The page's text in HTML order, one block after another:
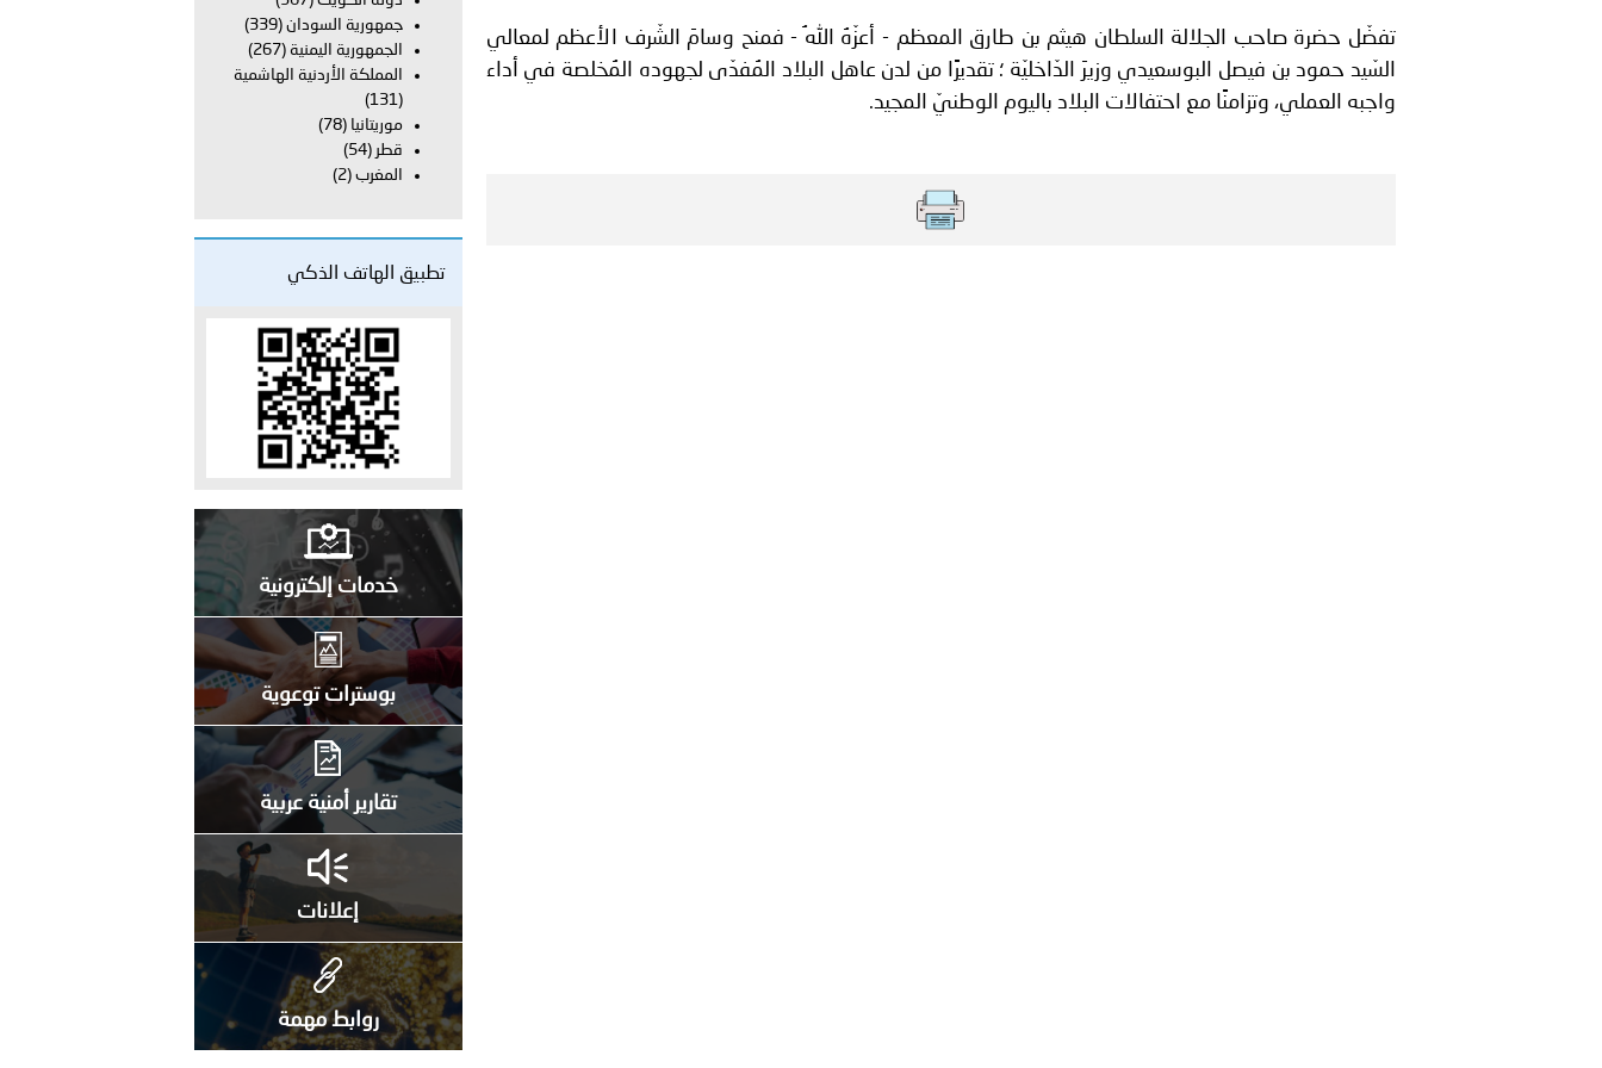
سلطنة عُمان ـ 1448/02/21هـ ــ الموافق 2026/08/04 م - دفعة جديدة من حماة الحق وحراس المبادئ تلتحق بشرطة عُمان
السلطانية..
تفضّل حضرة صاحب الجلالة السلطان هيثم بن طارق المعظم - أعزّهُ اللهُ - فمنح وسامَ الشّرف الأعظم لمعالي
السّيد حمود بن فيصل البوسعيدي وزيرَ الدّاخليّة ؛ تقديرًا من لدن عاهل البلاد المُفدّى لجهوده المُخلصة في أداء
واجبه العملي، وتزامنًا مع احتفالات البلاد باليوم الوطنيّ المجيد.
جمهورية السودان (339)
الجمهورية اليمنية (267)
المملكة الأردنية الهاشمية
(131)
موريتانيا (78)
قطر (54)
المغرب (2)
تطبيق الهاتف الذكي
خدمات إلكترونية
بوسترات توعوية
تقارير أمنية عربية
إعلانات
روابط مهمة